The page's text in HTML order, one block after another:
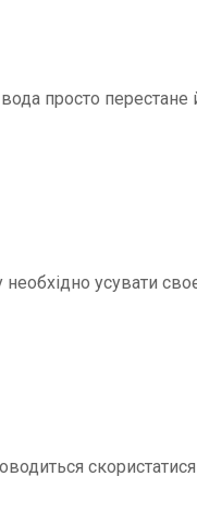
просто перестане
усувати
скористатися